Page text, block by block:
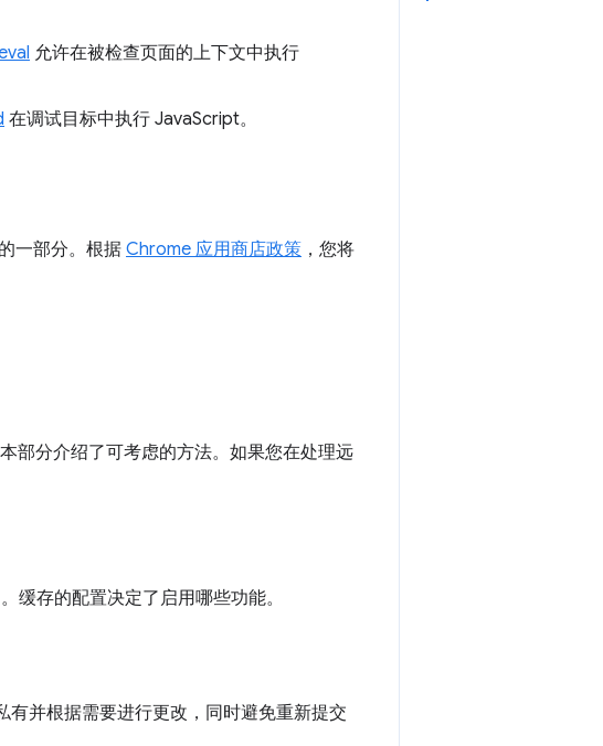
允许在被检查页面的上下文中执行
在调试目标中执行 JavaScript。
一部分。根据 Chrome 应用商店政策 ，您将
部分介绍了可考虑的方法。如果您在处理远
缓存的配置决定了启用哪些功能。
并根据需要进行更改，同时避免重新提交